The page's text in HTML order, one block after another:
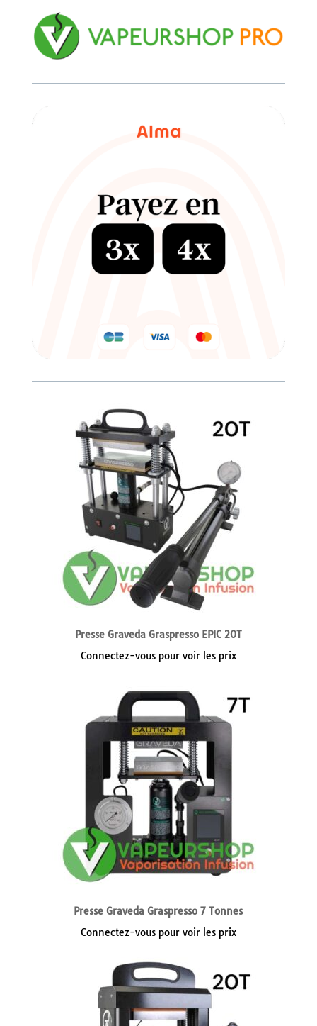
Presse Graveda Graspresso EPIC 20T
Connectez-vous pour voir les prix
Presse Graveda Graspresso 7 Tonnes
Connectez-vous pour voir les prix